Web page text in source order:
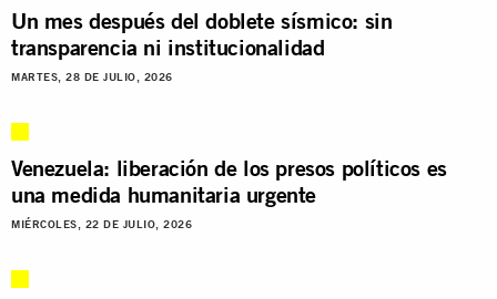
Un mes después del doblete sísmico: sin
transparencia ni institucionalidad
MARTES, 28 DE JULIO, 2026
Venezuela: liberación de los presos políticos es
una medida humanitaria urgente
MIÉRCOLES, 22 DE JULIO, 2026